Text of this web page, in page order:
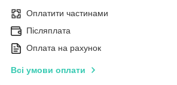
Оплатити частинами
Післяплата
Оплата на рахунок
Всі умови оплати